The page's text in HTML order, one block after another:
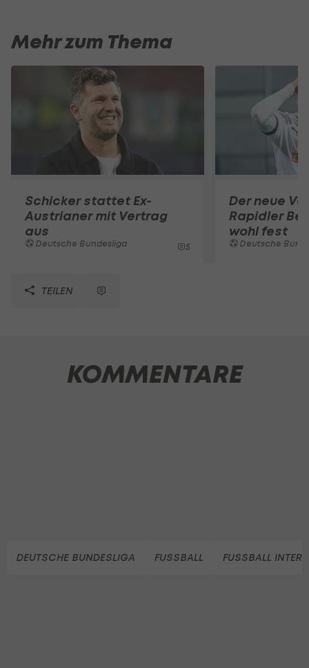
Mehr zum Thema
Schicker stattet Ex-
Austrianer mit Vertrag
aus
Deutsche Bundesliga 5
Der neue
Rapidler
wohl fest
Deutsche
TEILEN
KOMMENTARE
DEUTSCHE BUNDESLIGA FUSSBALL FUSSBALL